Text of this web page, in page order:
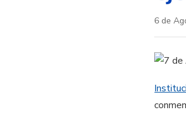
6 de